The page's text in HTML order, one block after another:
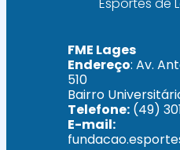
FME Lages
Endereço: Av.
510
Bairro
Telefone: (49)
E-mail: